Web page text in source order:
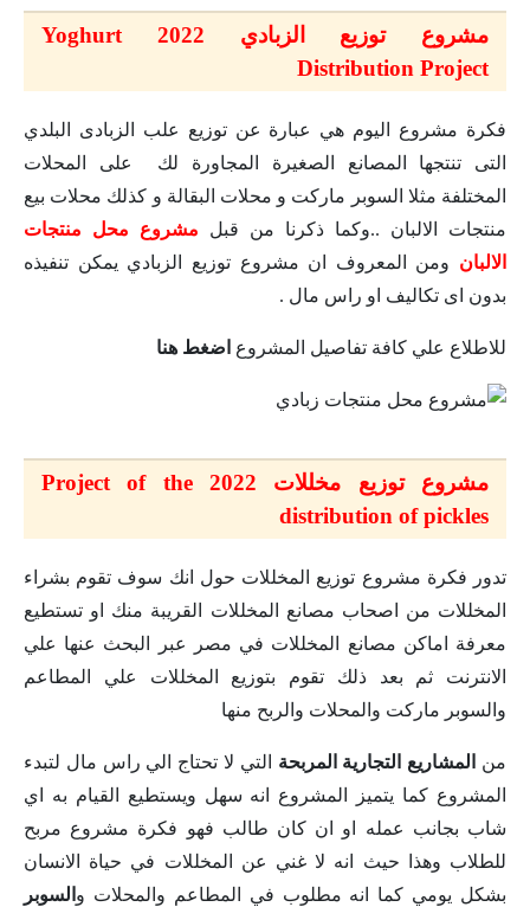
مشروع توزيع الزبادي 2022 Yoghurt
Distribution Project
فكرة مشروع اليوم هي عبارة عن توزيع علب الزبادى البلدي
التى تنتجها المصانع الصغيرة المجاورة لك على المحلات
المختلفة مثلا السوبر ماركت و محلات البقالة و كذلك محلات بيع
منتجات الالبان ..وكما ذكرنا من قبل مشروع محل منتجات
الالبان ومن المعروف ان مشروع توزيع الزبادي يمكن تنفيذه
بدون اى تكاليف او راس مال .
للاطلاع علي كافة تفاصيل المشروع اضغط هنا
مشروع توزيع مخللات 2022 Project of the
distribution of pickles
تدور فكرة مشروع توزيع المخللات حول انك سوف تقوم بشراء
المخللات من اصحاب مصانع المخللات القريبة منك او تستطيع
معرفة اماكن مصانع المخللات في مصر عبر البحث عنها علي
الانترنت ثم بعد ذلك تقوم بتوزيع المخللات علي المطاعم
والسوبر ماركت والمحلات والربح منها
من المشاريع التجارية المربحة التي لا تحتاج الي راس مال لتبدء
المشروع كما يتميز المشروع انه سهل ويستطيع القيام به اي
شاب بجانب عمله او ان كان طالب فهو فكرة مشروع مربح
للطلاب وهذا حيث انه لا غني عن المخللات في حياة الانسان
بشكل يومي كما انه مطلوب في المطاعم والمحلات و السوبر